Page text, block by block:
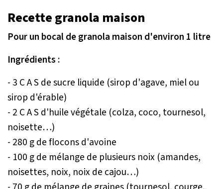
Recette granola maison
Pour un bocal de granola maison d'environ 1 litre
Ingrédients :
- 3 C A S de sucre liquide (sirop d'agave, miel ou
sirop d'érable)
- 2 C A S d'huile végétale (colza, coco, tournesol,
noisette…)
- 280 g de flocons d'avoine
- 100 g de mélange de plusieurs noix (amandes,
noisettes, noix, noix de cajou…)